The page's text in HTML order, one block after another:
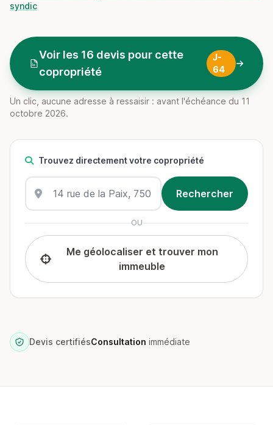
syndic
Voir les 16 devis pour cette
copropriété
J-
64
Un clic, aucune adresse à ressaisir : avant l'échéance du 11
octobre 2026.
Trouvez directement votre copropriété
OU
Me géolocaliser et trouver mon
immeuble
Devis certifiésConsultation immédiate